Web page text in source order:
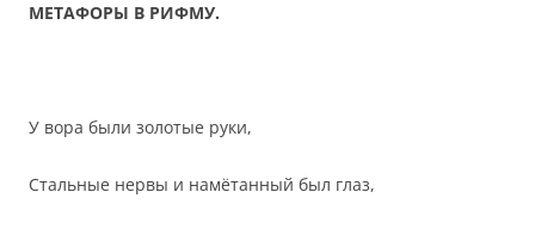
МЕТАФОРЫ В РИФМУ.
У вора были золотые руки,
Стальные нервы и намётанный был глаз,